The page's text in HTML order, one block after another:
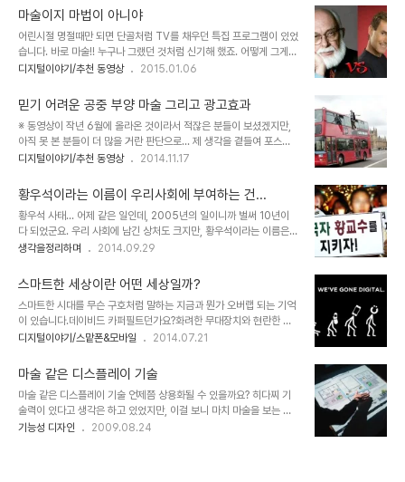
에서 볼 때 ..
터넷이 가장 유용하다고 생각되는 건... 말하고자 하는 것과는 좀 진지
한 내용인데... 잠시 참고로 언급하자면 15세 소년이 -잡스옹까지 잠
들게 했던 그 무시 무시한- 췌장암 진단기를 개발했다는 소식이 있었
죠? 그 소년에 따르면 자기 자신이 단지 그냥 똑똑해서 개발할 수 있던
것이 아니라 인터넷 검색을 통해 적절한 자료를 얻을 수 있었고... 네트
미지 출처: www.ga..
마술이지 마법이 아니야
어린시절 명절때만 되면 단골처럼 TV를 채우던 특집 프로그램이 있었
습니다. 바로 마술!! 누구나 그랬던 것처럼 신기해 했죠. 어떻게 그게
가능할까... 궁금해 하기도 하면서 한편으로는 그것이 실제일지 모른다
의 착각 보다 마술 행위를 한 이들의 -착각을 넘은- 망상에 있었습니
다. 마치 자신이 진짜 마법 또는 초능력을 지닌 것이라고 믿는...유리겔
라-라 쓰고 사기꾼이라 읽는-가 '초능력자 사냥꾼'으로 알려진 제임스
랜디로부터 자신의 실체가 드러나기 전까지 초능력자로 행세했던 것
은 그 대표적인 예라고 할 수 있습니다. 지금은 커밍아웃을 하고 마술
esceptisismico.wordpress.com 이젠 대부분..
디지털이야기/추천 동영상 2015.01.06
믿기 어려운 공중 부양 마술 그리고 광고효과
※ 동영상이 작년 6월에 올라온 것이라서 적잖은 분들이 보셨겠지만,
아직 못 본 분들이 더 많을 거란 판단으로... 제 생각을 곁들여 포스팅
을 해 봅니다. 광고 전략에는 여러가지가 있겠지만, 얼마 전 포스팅했
로 하여금 어떤 각인 효과에 자사 제품을 기억하도록 하는 것을 기반으
로 하는 듯 합니다. 그러나 효과는 있을 것이라는 생각이 드는 건, 확실
한 각인효과가 부여되는 이벤트?가 분명 있기 때문입니다. 이번 소개
해 드리는 동영상 역시 그렇습니다. 보자마자 이걸 어떻게 연출할 수
있었을까... 궁금한 생각이 자연스럽게 이어지면서 다른 사람에게 전파
가 좀 어색해 보이긴 합니..
디지털이야기/추천 동영상 2014.11.17
황우석이라는 이름이 우리사회에 부여하는 건...
황우석 사태... 어제 같은 일인데, 2005년의 일이니까 벌써 10년이
다 되었군요. 우리 사회에 남긴 상처도 크지만, 황우석이라는 이름은
아직까지도 진실 공방을 넘어 갈등의 선을 가르는 기준이 되고 있는 것
억하는 황우석 사태는 다른 무엇보다 진실이란 무엇인가를 생각하게
한 계기였습니다. 식스 센스 같은 영화처럼 반전에 반전을 거듭했던 당
시의 황우석 사태는 소수의 거짓말에 다수가 쉽게 현혹될 수 있음을 보
여줬습니다. 그것도 몇 번씩이나... 이미지 출처: earlybird.kr 이보다
먼 기억인 1984년 유리겔라가 대한민국을 방문하여 전 국민을 상대
은 그럴듯..
생각을정리하며 2014.09.29
스마트한 세상이란 어떤 세상일까?
스마트한 시대를 무슨 구호처럼 말하는 지금과 뭔가 오버랩 되는 기억
이 있습니다.데이비드 카퍼필트던가요?화려한 무대장치와 현란한 몸
짓으로 사람들의 시선을 이끌던 최고의 마술사. 현실에서는 있을 수 없
보같이 저는 제 눈만 의심하곤 했습니다. 그 마술이라는 현란한 몸짓
뒤에 숨겨진 치밀히 계획된 - 수많은 사람들의 역할과 장치들의- 각본
이 있음을 알지 못했으니 대부분 사람들이 보였을 반응 역시 그랬을 겁
니다. 마술이라는 말의 마술 속에 휩싸여 그 과정을 어느정도 알고 있
는 지금도 여전히 그 정도는 다를지 몰라도 어떻게 그랬을까 의문과 궁
디지털이야기/스맡폰&모바일 2014.07.21
마술 같은 디스플레이 기술
마술 같은 디스플레이 기술 언제쯤 상용화될 수 있을까요? 히다찌 기
술력이 있다고 생각은 하고 있었지만, 이걸 보니 마치 마술을 보는 듯
한 느낌을 받았습니다. 보이는 바로는 빔프로젝트에 탑재한 카메라를
기능성 디자인 2009.08.24